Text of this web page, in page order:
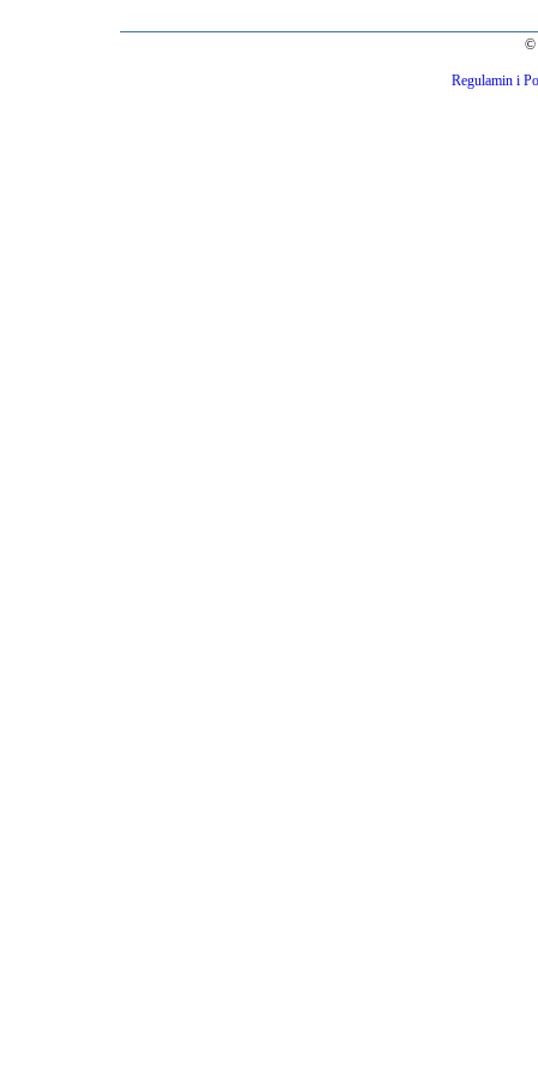
©
Regulamin i